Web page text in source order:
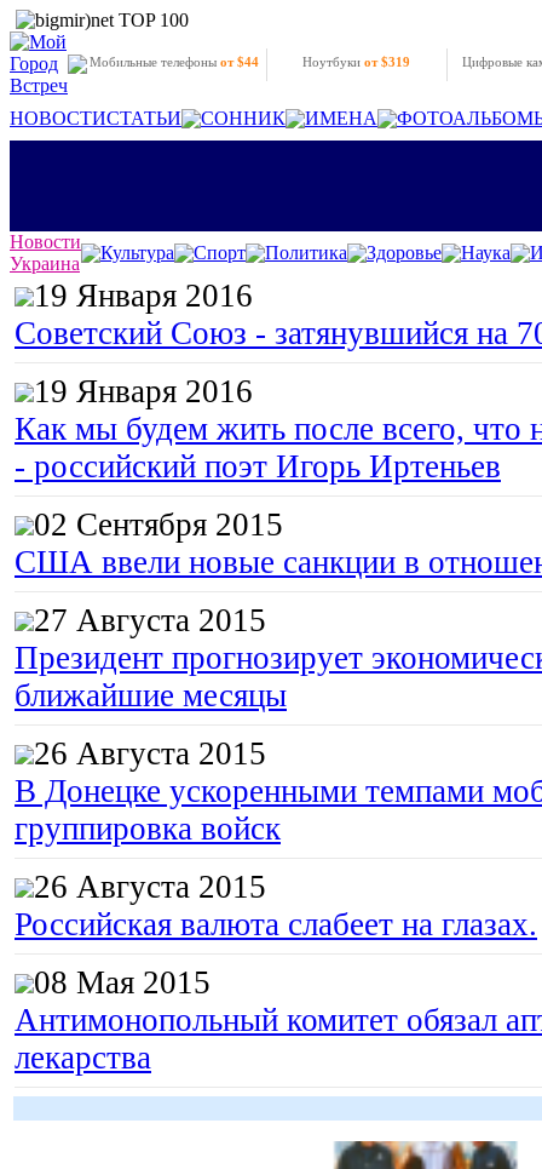
Мобильные телефоны от $44 Ноутбукиот $319 Цифровые
НОВОСТИСТАТЬИ СОННИК ИМЕНА
Новости
Украина
Культура Спорт Политика Здоровье Наука
19 Января 2016
Советский Союз - затянувшийся на
19 Января 2016
Как мы будем жить после всего, что
- российский поэт Игорь Иртеньев
02 Сентября 2015
США ввели новые санкции в
27 Августа 2015
Президент прогнозирует
ближайшие месяцы
26 Августа 2015
В Донецке ускоренными темпами
группировка войск
26 Августа 2015
Российская валюта слабеет на глазах.
08 Мая 2015
Антимонопольный комитет обязал
лекарства